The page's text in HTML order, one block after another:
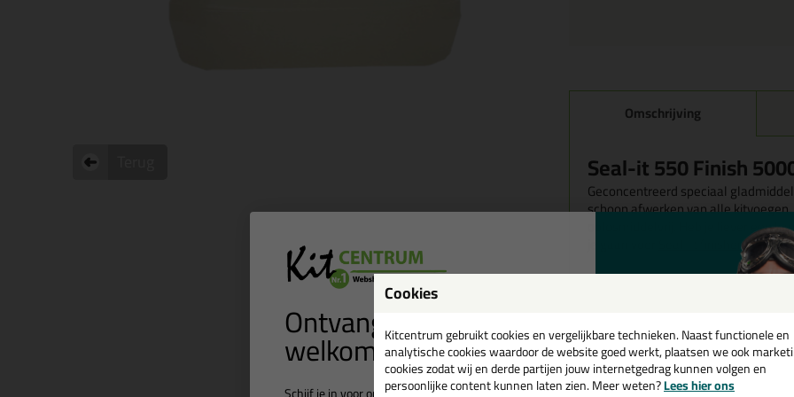
Omschrijving
Seal-it 550 Finish
Geconcentreerd speciaal
schoon afwerken van alle
oplosmiddelvrij. Heb je liever een
Seal-It finisher 550
Wanneer gebruik je
De seal-it 550 finish concentraat
schoon afwerken van alle
Hybride- en Polyurethaankitten.
Kenmerken van de
Cookies
Kitcentrum gebruikt cookies en vergelijkbare technieken. Naast functionele en
analytische cookies waardoor de website goed werkt, plaatsen we ook
cookies zodat wij en derde partijen jouw internetgedrag kunnen volgen en
persoonlijke content kunnen laten zien. Meer weten?Lees hier ons
Ontvang een
welkomstcadeau 💚